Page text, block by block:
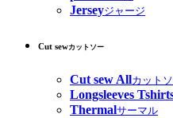
Jerseyジャージ
Cut sewカットソー
Cut sew Allカット
Longsleeves
Thermalサーマル